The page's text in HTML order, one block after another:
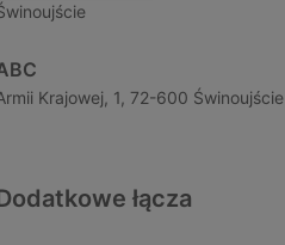
Krajowej, 1, 72-600 Świnoujście
łącza